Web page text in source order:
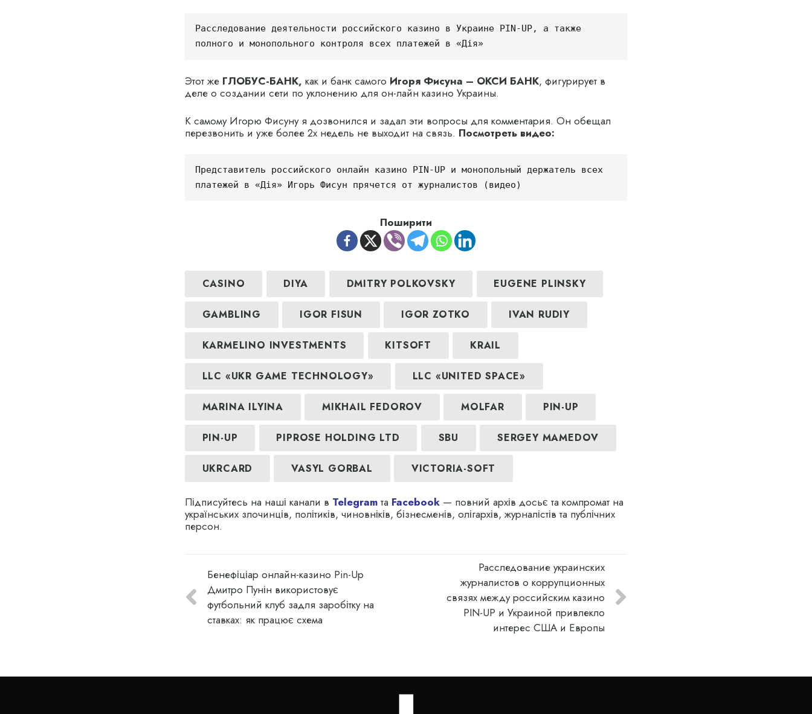
Расследование деятельности российского казино в Украине PIN-UP, а также
полного и монопольного контроля всех платежей в «Дія»
Этот же ГЛОБУС-БАНК, как и банк самого Игоря Фисуна – ОКСИ БАНК, фигурирует в
деле о создании сети по уклонению для он-лайн казино Украины.
К самому Игорю Фисуну я дозвонился и задал эти вопросы для комментария. Он обещал
перезвонить и уже более 2х недель не выходит на связь. Посмотреть видео:
Представитель российского онлайн казино PIN-UP и монопольный держатель всех
платежей в «Дія» Игорь Фисун прячется от журналистов (видео)
Поширити
CASINO DIYA DMITRY POLKOVSKY EUGENE PLINSKY
GAMBLING IGOR FISUN IGOR ZOTKO IVAN RUDIY
KARMELINO INVESTMENTS KITSOFT KRAIL
LLC «UKR GAME TECHNOLOGY» LLC «UNITED SPACE»
MARINA ILYINA MIKHAIL FEDOROV MOLFAR PIN-UP
PIN-UP PIPROSE HOLDING LTD SBU SERGEY MAMEDOV
UKRCARD VASYL GORBAL VICTORIA-SOFT
Підписуйтесь на наші канали в Telegram та Facebook — повний архів досьє та компромат на
українських злочинців, політиків, чиновніків, бізнесменів, олігархів, журналістів та публічних
персон.
Бенефіціар онлайн-казино Pin-Up
Дмитро Пунін використовує
футбольний клуб задля заробітку на
ставках: як працює схема
Расследование украинских
журналистов о коррупционных
связях между российским казино
PIN-UP и Украиной привлекло
интерес США и Европы